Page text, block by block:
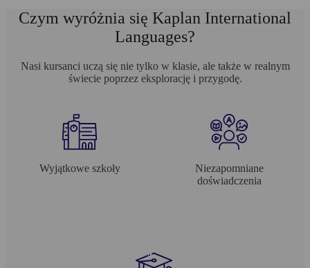
Czym wyróżnia się Kaplan International
Languages?
Nasi kursanci uczą się nie tylko w klasie, ale także w realnym
świecie poprzez eksplorację i przygodę.
Wyjątkowe szkoły
Niezapomniane
doświadczenia